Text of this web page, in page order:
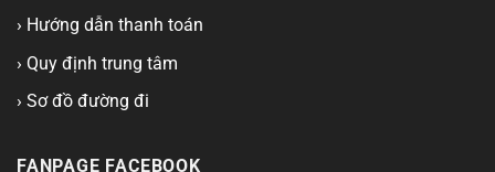
› Hướng dẫn thanh toán
› Quy định trung tâm
› Sơ đồ đường đi
FANPAGE FACEBOOK